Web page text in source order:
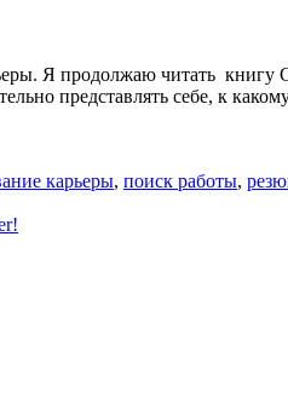
Я продолжаю читать книгу
представлять себе, к
карьеры, поиск работы,